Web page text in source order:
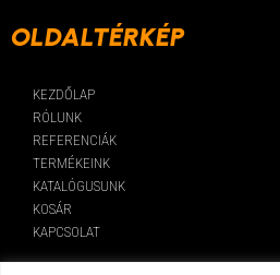
OLDALTÉRKÉP
KEZDŐLAP
RÓLUNK
REFERENCIÁK
TERMÉKEINK
KATALÓGUSUNK
KOSÁR
KAPCSOLAT